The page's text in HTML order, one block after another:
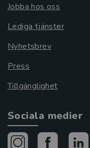
Jobba hos oss
Lediga tjänster
Nyhetsbrev
Press
Tillgänglighet
Sociala medier